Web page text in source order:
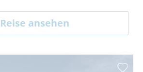
Reise ansehen